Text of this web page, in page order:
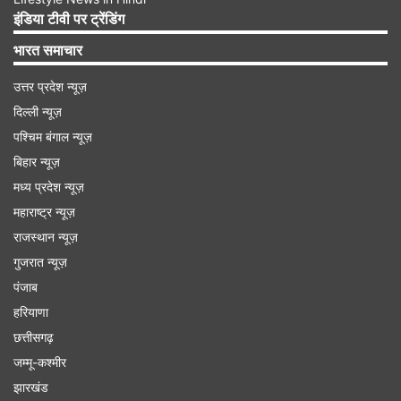
दोषियों को सजा मिलनी चाहिए। पुतिन ने आतंकवाद के
खिलाफ लड़ाई में भारत के सहयोग की बात दोहराई है।
भारत के साथ है इजरायल
इंडिया टीवी पर ट्रेंडिंग
भारत समाचार
उत्तर प्रदेश न्यूज़
दिल्ली न्यूज़
पश्चिम बंगाल न्यूज़
बिहार न्यूज़
मध्य प्रदेश न्यूज़
महाराष्ट्र न्यूज़
राजस्थान न्यूज़
गुजरात न्यूज़
पंजाब
हरियाणा
छत्तीसगढ़
जम्मू-कश्मीर
झारखंड